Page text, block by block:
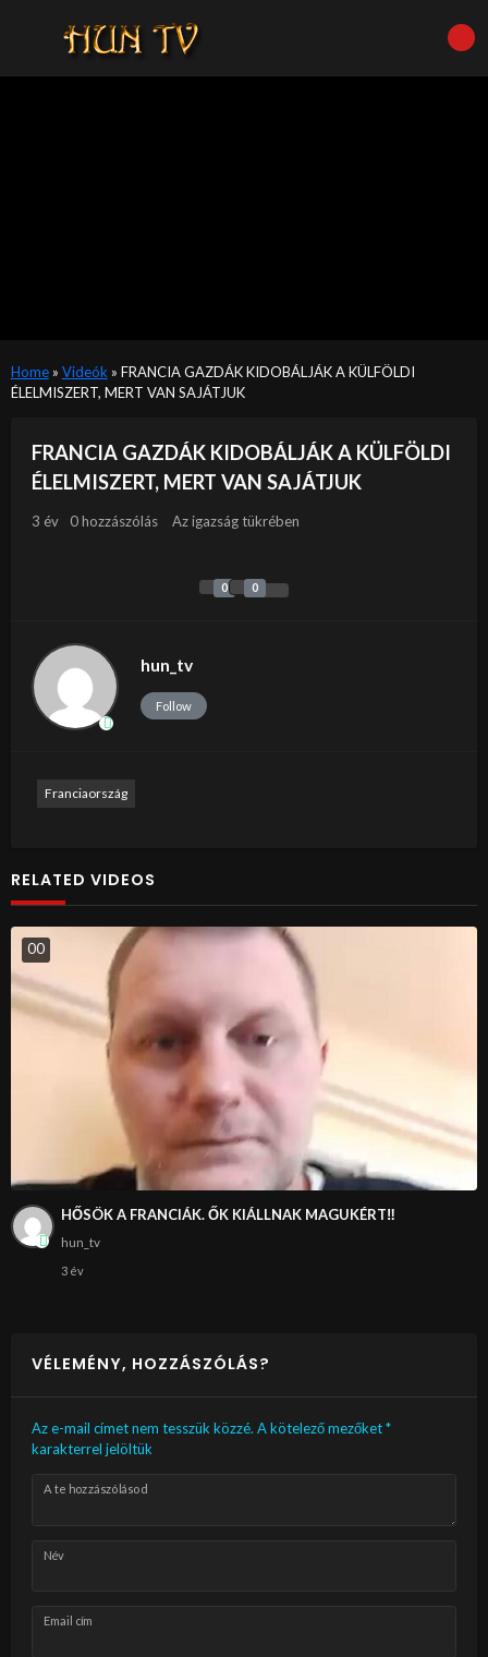
Home» Videók » FRANCIA GAZDÁK KIDOBÁLJÁK A KÜLFÖLDI
ÉLELMISZERT, MERT VAN SAJÁTJUK
FRANCIA GAZDÁK KIDOBÁLJÁK A KÜLFÖLDI
ÉLELMISZERT, MERT VAN SAJÁTJUK
3 év 0 hozzászólás Az igazság tükrében
0 0
hun_tv
Follow
Franciaország
RELATED VIDEOS
00
HŐSÖK A FRANCIÁK. ŐK KIÁLLNAK MAGUKÉRT‼
hun_tv
3 év
VÉLEMÉNY, HOZZÁSZÓLÁS?
Az e-mail címet nem tesszük közzé. A kötelező mezőket*
karakterrel jelöltük
A te hozzászólásod
Név
Email cím